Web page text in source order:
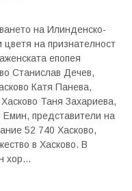
на Илинденско-
на признателност
епопея
Станислав Дечев,
Катя Панева,
Таня Захариева,
Емин, представители на
52 740 Хасково,
в Хасково. В
хор...